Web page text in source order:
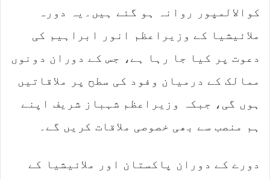
کوالالمپور روانہ ہو گئے ہیں۔یہ دورہ
ملائیشیا کے وزیراعظم انور ابراہیم کی
دعوت پر کیا جا رہا ہے، جس کے دوران دونوں
ممالک کے درمیان وفود کی سطح پر ملاقاتیں
ہوں گی، جبکہ وزیراعظم شہباز شریف اپنے
ہم منصب سے بھی خصوصی ملاقات کریں گے۔
دورے کے دوران پاکستان اور ملائیشیا کے